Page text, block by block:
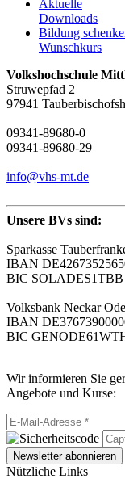
Aktuelle
Downloads
Bildung
Wunschkurs
Volkshochschule
Struwepfad 2
97941
09341-89680-0
09341-89680-29
info@vhs-mt.de
Unsere BVs sind:
Sparkasse
IBAN
BIC SOLADES1TBB
Volksbank Neckar
IBAN
BIC
Wir informieren Sie
Angebote und Kurse:
Newsletter abonnieren
Nützliche Links